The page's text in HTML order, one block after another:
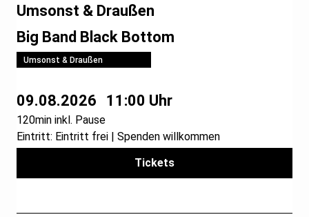
Umsonst & Draußen
09.08.2026 11:00 Uhr
120min inkl. Pause
Eintritt: Eintritt frei | Spenden willkommen
Tickets
Umsonst & Draußen
Big Band Black Bottom